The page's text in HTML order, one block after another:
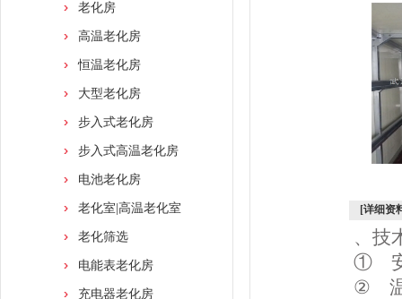
老化房
高温老化房
恒温老化房
大型老化房
步入式老化房
步入式高温老化房
电池老化房
老化室|高温老化室
老化筛选
电能表老化房
充电器老化房
[详细资
、技
① 安
② 温